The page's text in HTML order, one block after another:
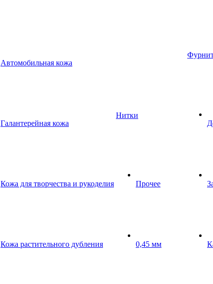
Автомобильная кожа
Галантерейная кожа
Кожа для творчества и рукоделия
Кожа растительного дубления
Нитки
Прочее
0,45 мм